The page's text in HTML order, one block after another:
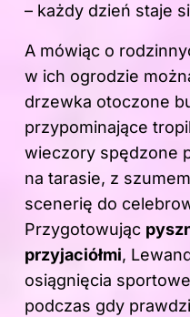
– każdy dzień staje
A mówiąc o
w ich ogrodzie
drzewka otoczone
przypominające
wieczory spędzone
na tarasie, z
scenerię do
Przygotowując
przyjaciółmi,
osiągnięcia
podczas gdy